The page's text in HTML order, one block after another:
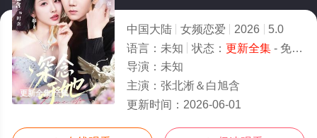
更新全集/全集
中国大陆 女频恋爱 2026
5.0
语言： 未知 状态： 更新全集- 免费在线观看
导演： 未知
主演： 张北淅＆白旭含
更新时间： 2026-06-01